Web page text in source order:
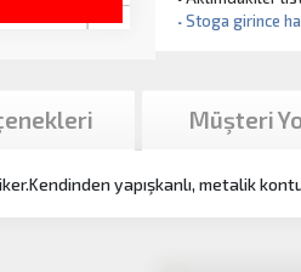
·Stoga girince
Müşteri
yapışkanlı, metalik